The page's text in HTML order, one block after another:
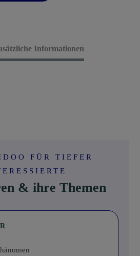
Informationen
FÜR TIEFER
& ihre Themen